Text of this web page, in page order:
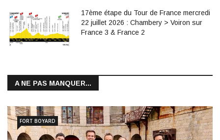
17ème étape du Tour de France mercredi
22 juillet 2026 : Chambery > Voiron sur
France 3 & France 2
A NE PAS MANQUER...
FORT BOYARD